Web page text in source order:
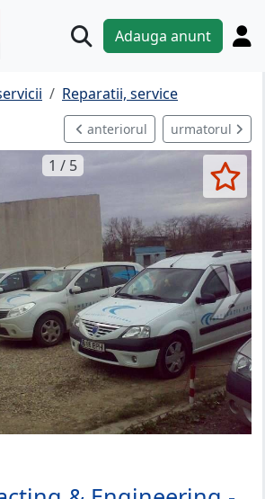
Adauga anunt
Reparatii, service
anteriorul urmatorul
1 / 5